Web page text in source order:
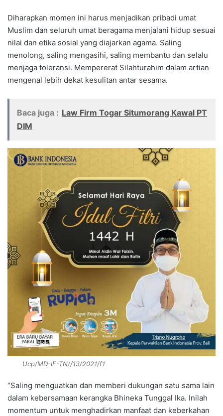
Diharapkan momen ini harus menjadikan pribadi umat
Muslim dan seluruh umat beragama menjalani hidup sesuai
nilai dan etika sosial yang diajarkan agama. Saling
menolong, saling mengasihi, saling membantu dan selalu
menjaga toleransi. Mempererat Silahturahim dalam artian
mengenal lebih dekat kesulitan antar sesama.
Baca juga : Law Firm Togar Situmorang Kawal PT
DIM
Ucp/MD-IF-TN//13/2021/f1
“Saling menguatkan dan memberi dukungan satu sama lain
dalam kebersamaan kerangka Bhineka Tunggal Ika. Inilah
momentum untuk menghadirkan manfaat dan keberkahan